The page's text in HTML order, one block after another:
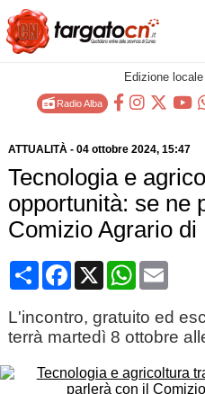
Edizione locale
Radio Alba
ATTUALITÀ- 04 ottobre 2024, 15:47
Tecnologia e
opportunità: se ne
Comizio Agrario di
CondividiFacebook
X WhatsApp
Email
L'incontro, gratuito ed
terrà martedì 8 ottobre